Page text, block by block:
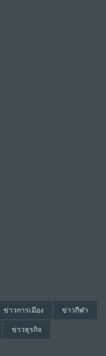
ข่าวการเมือง ข่าวกีฬา
ข่าวธุรกิจ